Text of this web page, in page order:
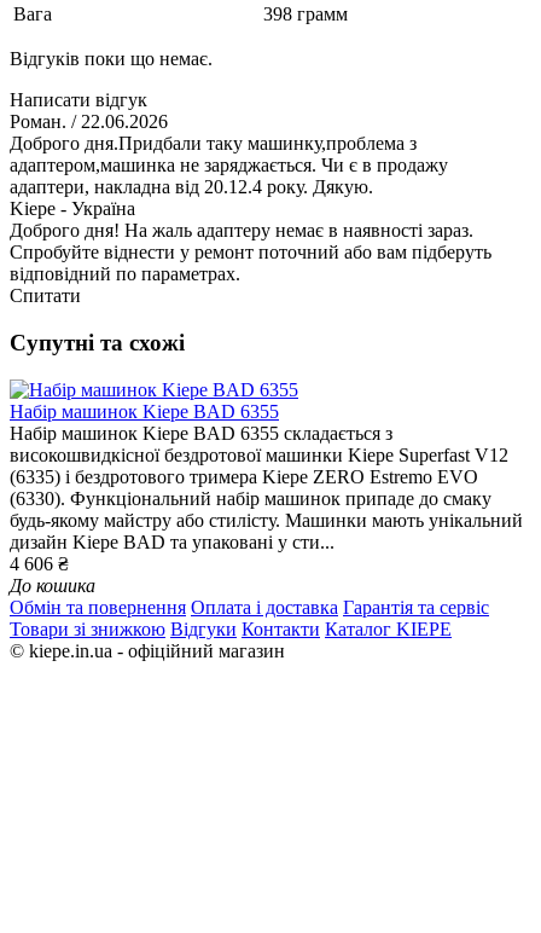
Вага
398 грамм
Відгуків поки що немає.
Написати відгук
Роман. / 22.06.2026
Доброго дня.Придбали таку машинку,проблема з
адаптером,машинка не заряджається. Чи є в продажу
адаптери, накладна від 20.12.4 року. Дякую.
Kiepe - Україна
Доброго дня! На жаль адаптеру немає в наявності зараз.
Спробуйте віднести у ремонт поточний або вам підберуть
відповідний по параметрах.
Спитати
Супутні та схожі
Набір машинок Kiepe BAD 6355
Набір машинок Kiepe BAD 6355 складається з
високошвидкісної бездротової машинки Kiepe Superfast V12
(6335) і бездротового тримера Kiepe ZERO Estremo EVO
(6330). Функціональний набір машинок припаде до смаку
будь-якому майстру або стилісту. Машинки мають унікальний
дизайн Kiepe BAD та упаковані у сти...
4 606 ₴
До кошика
Обмін та повернення Оплата і доставка Гарантія та сервіс
Товари зі знижкою Відгуки Контакти Каталог KIEPE
© kiepe.in.ua - офіційний магазин